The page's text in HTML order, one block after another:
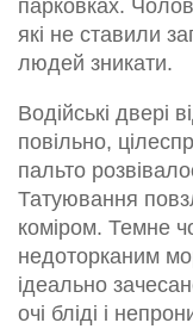
парковках.
які не ставили
людей зникати.
Водійські двері
повільно,
пальто
Татуювання
коміром. Темне
недоторканим
ідеально
очі бліді і